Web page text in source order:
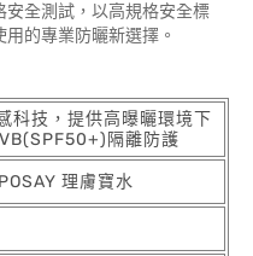
全測試，以高規格安全標
的專業防曬新選擇。
科技，提供高曝曬環境下
隔離防護
理膚寶水